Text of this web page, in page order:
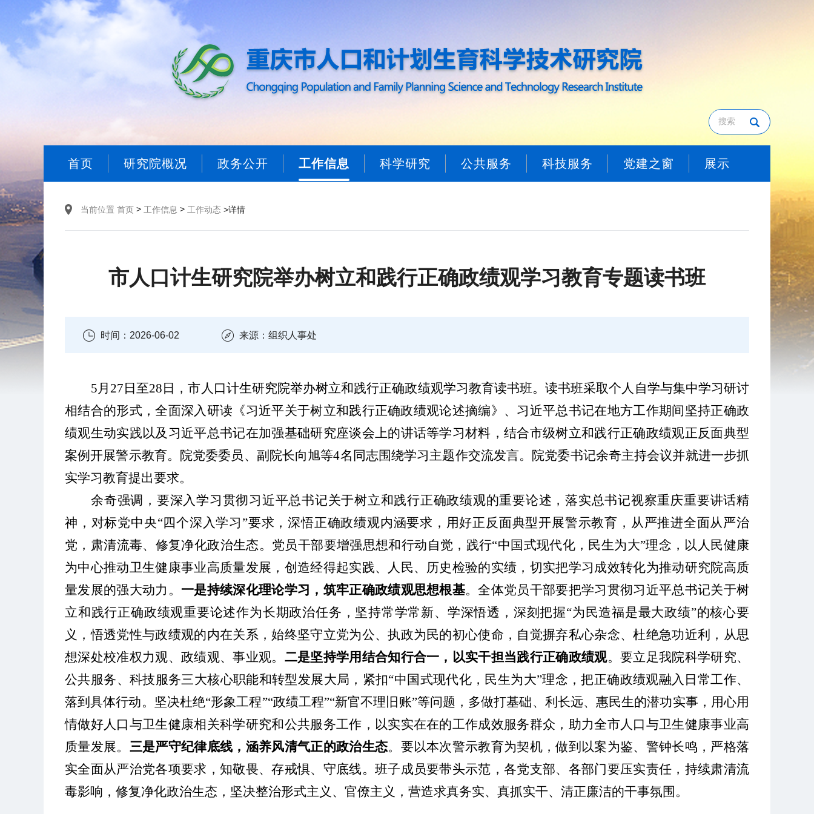
首页 研究院概况 政务公开 工作信息 科学研究 公共服务 科技服务 党建之窗 展示
当前位置 首页 > 工作信息 > 工作动态 >详情
市人口计生研究院举办树立和践行正确政绩观学习教育专题读书班
时间：2026-06-02 来源：组织人事处
5月 27 日至28 日，市人口计生研究院举办树立和践行正确政绩观学习教育读书班。读书班采取个人自学与集中学习研讨
相结合的形式，全面深入研读 《习近平关于树立和践行正确政绩观论述摘编》 、 习近平总书记在地方工作期间坚持正确政
绩观生动实践以及 习近平总书记在加强基础研究座谈会上的讲话等学习材料，结合市级树立和践行正确政绩观正反面典型
案例开展警示教育。院党委委员、副院长向旭等4名同志围绕学习主题作交流发言。院党委书记余奇主持会议并就进一步抓
实学习教育提出要求。
余奇强调 ，要深入学习贯彻习近平总书记关于树立和践行正确政绩观的重要论述，落实总书记视察重庆重要讲话精
神，对标党中央“四个深入学习”要求，深悟正确政绩观内涵要求，用好正反面典型开展警示教育，从严推进全面从严治
党，肃清流毒、修复净化政治生态。党员干部要增强思想和行动自觉，践行“中国式现代化，民生为大”理念，以人民健康
为中心推动卫生健康事业高质量发展，创造经得起实践、人民、历史检验的实绩，切实把学习成效转化为推动研究院高质
量发展的强大动力。 一是持续深化理论学习，筑牢正确政绩观思想根基。全体党员干部要把学习贯彻习近平总书记关于树
立和践行正确政绩观重要论述作为长期政治任务，坚持常学常新、学深悟透，深刻把握“为民造福是最大政绩”的核心要
义，悟透党性与政绩观的内在关系，始终坚守立党为公、执政为民的初心使命，自觉摒弃私心杂念、杜绝急功近利，从思
想深处校准权力观、政绩观、事业观。 二是坚持学用结合知行合一，以实干担当践行正确政绩观。要立足我院科学研究、
公共服务、科技服务三大核心职能和转型发展大局，紧扣“中国式现代化，民生为大”理念，把正确政绩观融入日常工作、
落到具体行动。坚决杜绝“形象工程”“政绩工程”“新官不理旧账”等问题，多做打基础、利长远、惠民生的潜功实事，用心用
情做好人口与卫生健康相关科学研究和公共服务工作，以实实在在的工作成效服务群众，助力全市人口与卫生健康事业高
质量发展。 三是严守纪律底线，涵养风清气正的政治生态。要以本次警示教育为契机，做到以案为鉴、警钟长鸣，严格落
实全面从严治党各项要求，知敬畏、存戒惧、守底线。班子成员要带头示范，各党支部、各部门要压实责任，持续肃清流
毒影响，修复净化政治生态，坚决整治形式主义、官僚主义，营造求真务实、真抓实干、清正廉洁的干事氛围。